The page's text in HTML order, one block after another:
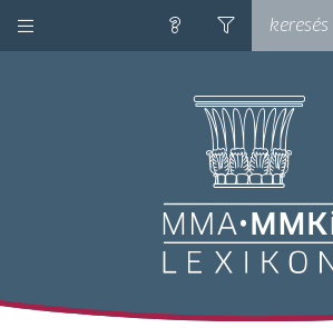
kategóriák
súgó szűrés